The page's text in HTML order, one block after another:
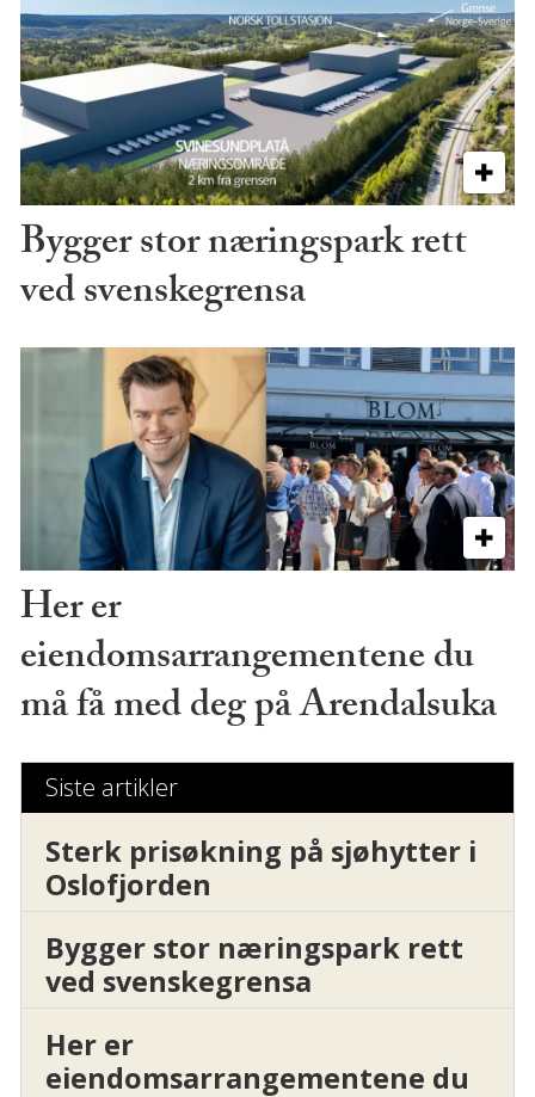
Bygger stor næringspark rett
ved svenskegrensa
Her er
eiendomsarrangementene du
må få med deg på Arendalsuka
Siste artikler
Sterk prisøkning på sjøhytter i
Oslofjorden
Bygger stor næringspark rett
ved svenskegrensa
Her er
eiendomsarrangementene du